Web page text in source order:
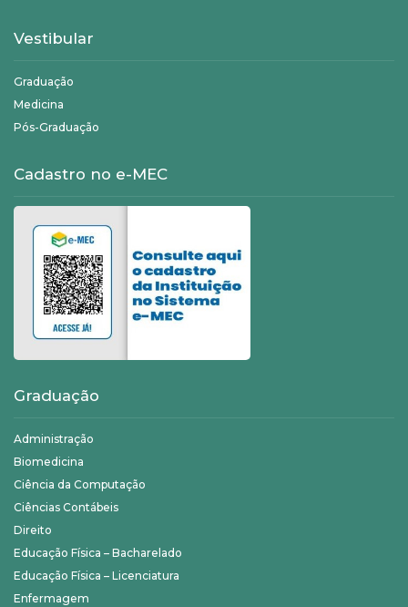
Vestibular
Graduação
Medicina
Pós-Graduação
Cadastro no e-MEC
Graduação
Administração
Biomedicina
Ciência da Computação
Ciências Contábeis
Direito
Educação Física – Bacharelado
Educação Física – Licenciatura
Enfermagem